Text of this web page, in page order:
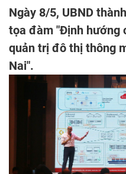
Ngày 8/5, UBND
tọa đàm "Định hướng
quản trị đô thị thông
Nai".